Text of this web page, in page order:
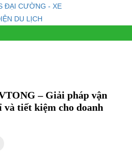
– Giải pháp vận
và tiết kiệm cho doanh